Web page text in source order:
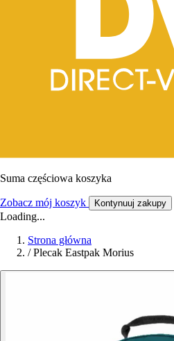
Suma częściowa koszyka
Zobacz mój koszyk Kontynuuj zakupy
Loading...
Strona główna
/ Plecak Eastpak Morius